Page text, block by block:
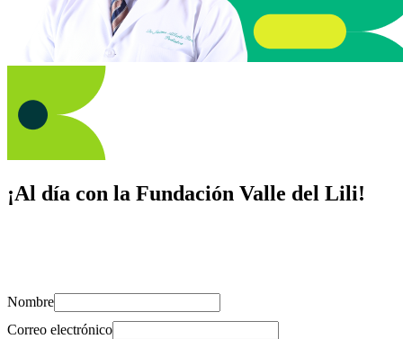
¡Al día con la Fundación Valle del Lili!
Nombre
Correo electrónico